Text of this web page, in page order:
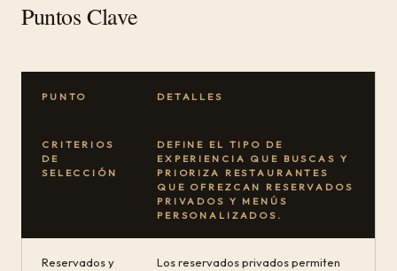
Puntos Clave
PUNTO DETALLES
CRITERIOS
DE
SELECCIÓN
DEFINE EL TIPO DE
EXPERIENCIA QUE BUSCAS Y
PRIORIZA RESTAURANTES
QUE OFREZCAN RESERVADOS
PRIVADOS Y MENÚS
PERSONALIZADOS.
Reservados y
Los reservados privados permiten